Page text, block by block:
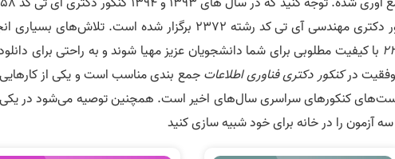
برگزار نشده است و در عوض این سال ها کنکور دکتری مهندسی آی تی کد رشته 2372 برگزار شده است. تلاش‌های
با کیفیت مطلوبی برای شما دانشجویان عزیز مهیا شوند و به راحتی برای
درکنکور دکتری فناوری اطلاعاتجمع بندی مناسب است و یکی از
کنکورهای سراسری سال‌های اخیر است. همچنین توصیه می‌شود در
آزمون را در خانه برای خود شبیه سازی کنید